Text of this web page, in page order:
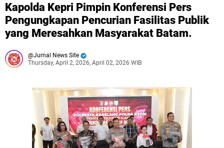
Kapolda Kepri Pimpin Konferensi Pers
Pengungkapan Pencurian Fasilitas Publik
yang Meresahkan Masyarakat Batam.
Jurnal News Site
Thursday, April 2, 2026, April 02, 2026 WIB